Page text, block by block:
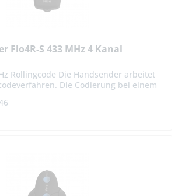
Flo4R-S 433 MHz 4 Kanal
Rollingcode Die Handsender arbeitet
Die Codierung bei einem